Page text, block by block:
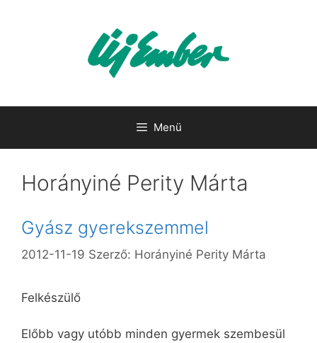
Menü
Horányiné Perity Márta
Gyász gyerekszemmel
2012-11-19 Szerző: Horányiné Perity Márta
Felkészülő
Előbb vagy utóbb minden gyermek szembesül